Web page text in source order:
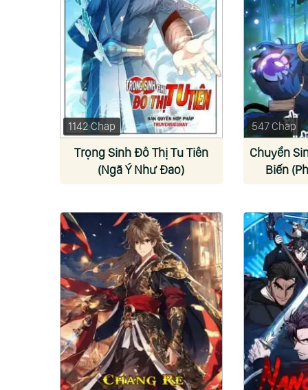
1142 Chap
Trọng Sinh Đô Thị Tu Tiên
(Ngã Ý Như Đao)
547 Chap
Chuyển
Biến